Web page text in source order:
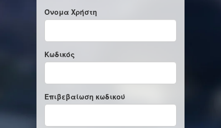
Όνομα Χρήστη
Κωδικός
Επιβεβαίωση κωδικού